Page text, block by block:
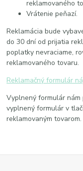
reklamovaného
Vrátenie peňazí.
Reklamácia bude
do 30 dní od prijatia
poplatky nevraciame,
reklamovaného tovaru.
Reklamačný formulár
Vyplnený formulár
vyplnený formulár v
reklamovaným tovarom.